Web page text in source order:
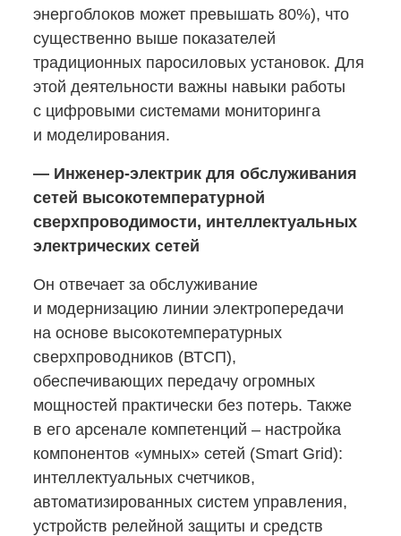
энергоблоков может превышать 80%), что
существенно выше показателей
традиционных паросиловых установок. Для
этой деятельности важны навыки работы
с цифровыми системами мониторинга
и моделирования.
— Инженер-электрик для обслуживания
сетей высокотемпературной
сверхпроводимости, интеллектуальных
электрических сетей
Он отвечает за обслуживание
и модернизацию линии электропередачи
на основе высокотемпературных
сверхпроводников (ВТСП),
обеспечивающих передачу огромных
мощностей практически без потерь. Также
в его арсенале компетенций ‒ настройка
компонентов «умных» сетей (Smart Grid):
интеллектуальных счетчиков,
автоматизированных систем управления,
устройств релейной защиты и средств